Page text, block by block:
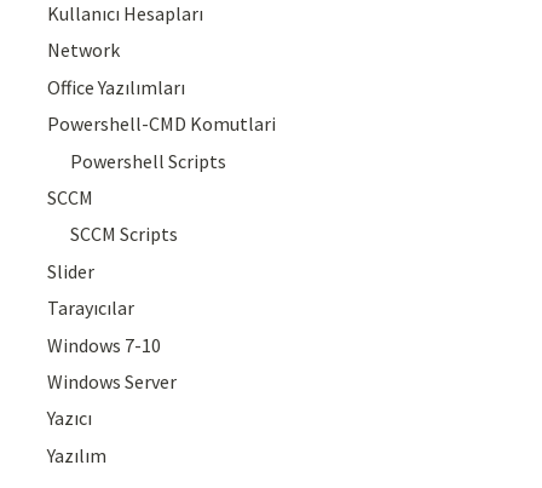
Kullanıcı Hesapları
Network
Office Yazılımları
Powershell-CMD Komutlari
Powershell Scripts
SCCM
SCCM Scripts
Slider
Tarayıcılar
Windows 7-10
Windows Server
Yazıcı
Yazılım